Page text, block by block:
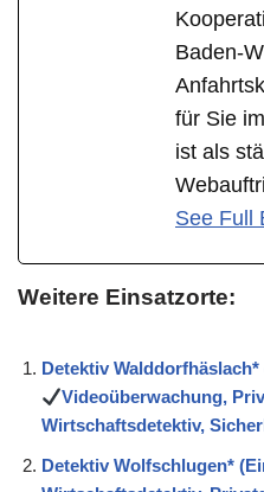
Baden-
für Sie
ist als
See Full
Weitere Einsatzorte:
Detektiv
Videoüberwachung,
Wirtschaftsdetektiv,
Detektiv Wolfschlugen*